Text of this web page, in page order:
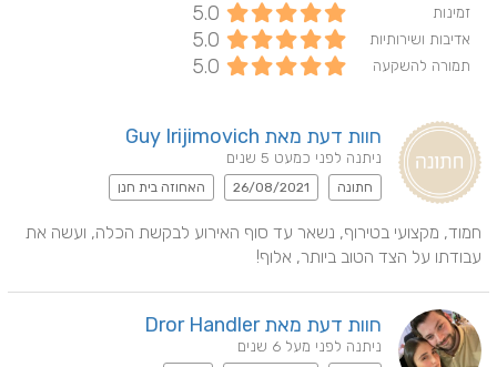
זמינות 5.0
אדיבות ושירותיות 5.0
תמורה להשקעה 5.0
חוות דעת מאת Guy Irijimovich
ניתנה לפני כמעט 5 שנים
חתונה 26/08/2021 האחוזה בית חנן
עבודתו על הצד הטוב ביותר, אלוף!
חוות דעת מאת Dror Handler
ניתנה לפני מעל 6 שנים